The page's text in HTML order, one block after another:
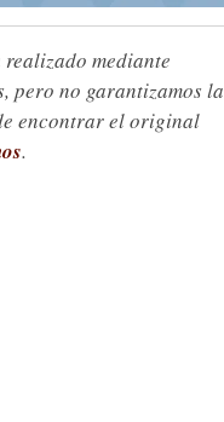
mediante
pero no garantizamos la
encontrar el original
.